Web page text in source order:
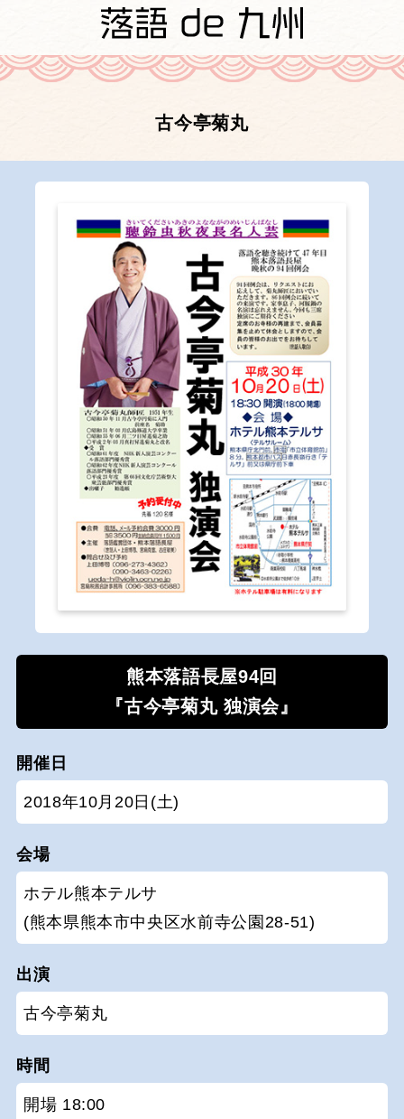
古今亭菊丸
熊本落語長屋94回
『古今亭菊丸 独演会』
開催日
2018年10月20日(土)
会場
ホテル熊本テルサ
(熊本県熊本市中央区水前寺公園28-51)
出演
古今亭菊丸
時間
開場 18:00